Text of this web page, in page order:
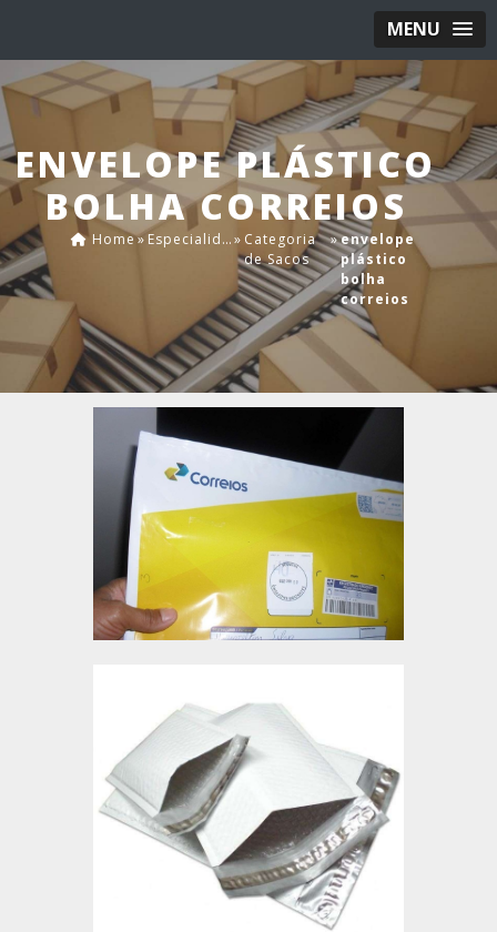
MENU
ENVELOPE PLÁSTICO
BOLHA CORREIOS
Home» Especialidades » Categoria
de Sacos
»envelope
plástico
bolha
correios